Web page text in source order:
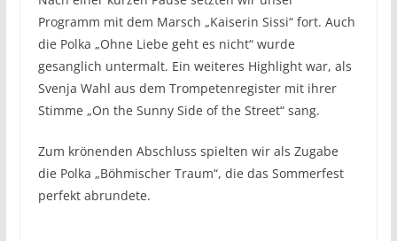
Programm mit dem Marsch „Kaiserin Sissi“ fort. Auch
die Polka „Ohne Liebe geht es nicht“ wurde
gesanglich untermalt. Ein weiteres Highlight war, als
Svenja Wahl aus dem Trompetenregister mit ihrer
Stimme „On the Sunny Side of the Street“ sang.
Zum krönenden Abschluss spielten wir als Zugabe
die Polka „Böhmischer Traum“, die das Sommerfest
perfekt abrundete.